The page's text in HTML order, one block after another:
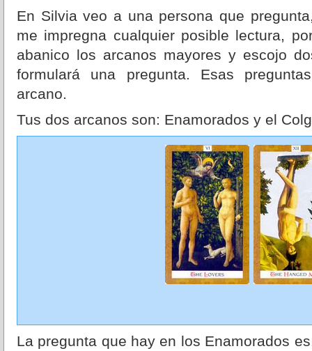
En Silvia veo a una persona que
me impregna cualquier posible lectura,
abanico los arcanos mayores y escojo
formulará una pregunta. Esas
arcano.
Tus dos arcanos son: Enamorados y el
La pregunta que hay en los Enamorados